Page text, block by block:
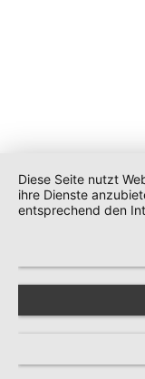
Diese Seite nutzt
ihre Dienste
entsprechend den